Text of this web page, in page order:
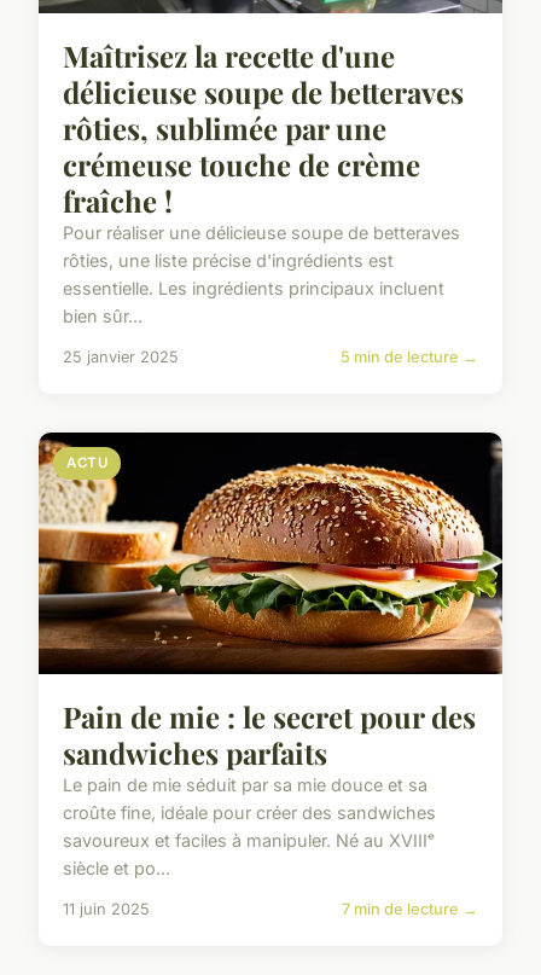
Maîtrisez la recette d'une
délicieuse soupe de betteraves
rôties, sublimée par une
crémeuse touche de crème
fraîche !
Pour réaliser une délicieuse soupe de betteraves
rôties, une liste précise d'ingrédients est
essentielle. Les ingrédients principaux incluent
bien sûr...
25 janvier 2025 5 min de lecture →
ACTU
Pain de mie : le secret pour des
sandwiches parfaits
Le pain de mie séduit par sa mie douce et sa
croûte fine, idéale pour créer des sandwiches
savoureux et faciles à manipuler. Né au XVIIIᵉ
siècle et po...
11 juin 2025 7 min de lecture →